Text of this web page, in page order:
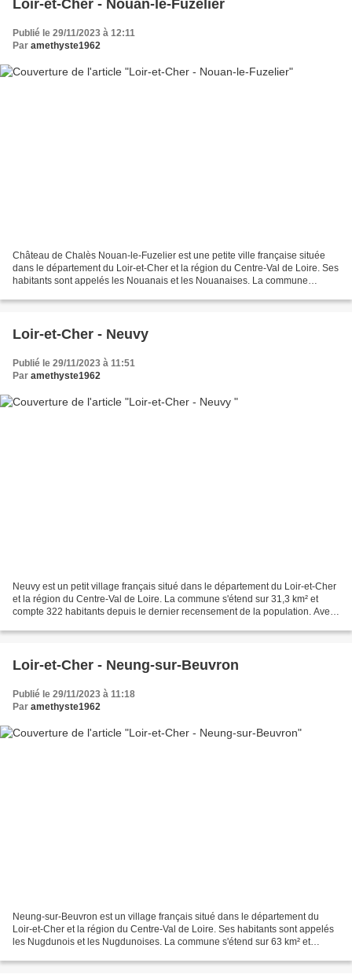
Loir-et-Cher - Nouan-le-Fuzelier
Publié le 29/11/2023 à 12:11
Par amethyste1962
Château de Chalès Nouan-le-Fuzelier est une petite ville française située
dans le département du Loir-et-Cher et la région du Centre-Val de Loire. Ses
habitants sont appelés les Nouanais et les Nouanaises. La commune
Loir-et-Cher - Neuvy
Publié le 29/11/2023 à 11:51
Par amethyste1962
Neuvy est un petit village français situé dans le département du Loir-et-Cher
et la région du Centre-Val de Loire. La commune s'étend sur 31,3 km² et
compte 322 habitants depuis le dernier recensement de la population. Avec
Loir-et-Cher - Neung-sur-Beuvron
Publié le 29/11/2023 à 11:18
Par amethyste1962
Neung-sur-Beuvron est un village français situé dans le département du
Loir-et-Cher et la région du Centre-Val de Loire. Ses habitants sont appelés
les Nugdunois et les Nugdunoises. La commune s'étend sur 63 km² et